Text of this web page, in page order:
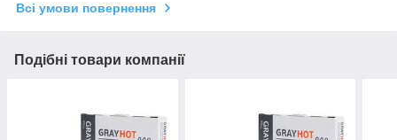
Всі умови повернення
Подібні товари компанії